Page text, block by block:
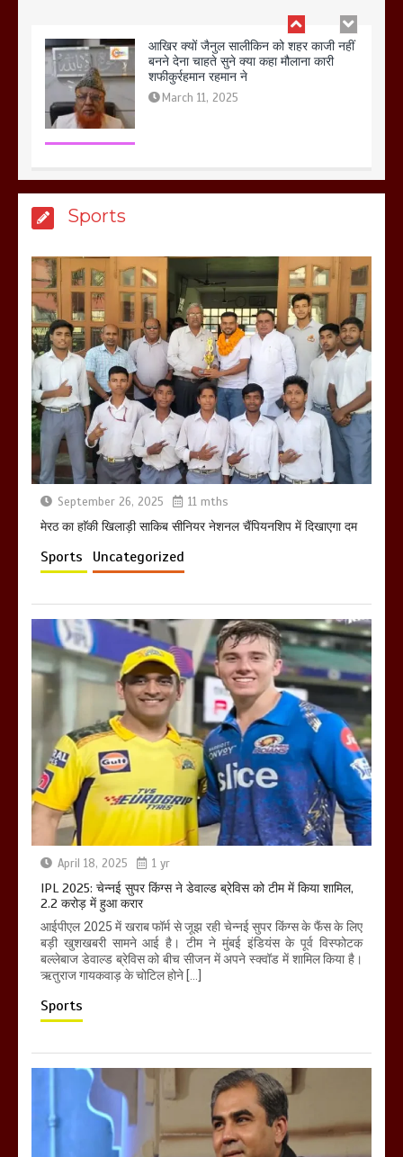
बिजली विभाग से परेशान होकर बागपत में एक संत
ने सरकार को दी आमरण अनशन की चेतावनी
March 8, 2025
होलिका रखने पर लात मार कर होलिका को किया
तहस नहस,मोहल्ले वालों के साथ की गई गाली
गलोच ,कहा अगर रखी गई होली तो होगा खून
खराबा,
March 11, 2025
Sports
September 26, 2025 11 mths
मेरठ का हाॅकी खिलाड़ी साकिब सीनियर नेशनल चैंपियनशिप में दिखाएगा दम
Sports Uncategorized
April 18, 2025 1 yr
IPL 2025: चेन्नई सुपर किंग्स ने डेवाल्ड ब्रेविस को टीम में किया शामिल,
2.2 करोड़ में हुआ करार
आईपीएल 2025 में खराब फॉर्म से जूझ रही चेन्नई सुपर किंग्स के फैंस के लिए
बड़ी खुशखबरी सामने आई है। टीम ने मुंबई इंडियंस के पूर्व विस्फोटक
बल्लेबाज डेवाल्ड ब्रेविस को बीच सीजन में अपने स्क्वॉड में शामिल किया है।
ऋतुराज गायकवाड़ के चोटिल होने […]
Sports